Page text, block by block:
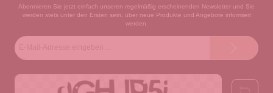
Abonnieren Sie jetzt einfach unseren regelmäßig erscheinenden Newsletter und Sie
werden stets unter den Ersten sein, über neue Produkte und Angebote informiert
werden.